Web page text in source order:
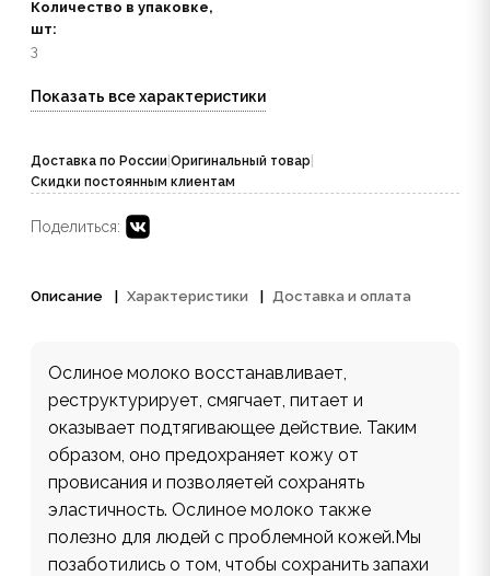
Количество в упаковке,
шт:
3
Показать все характеристики
Доставка по России Оригинальный товар
Скидки постоянным клиентам
Поделиться:
Описание Характеристики Доставка и оплата
Ослиное молоко восстанавливает,
реструктурирует, смягчает, питает и
оказывает подтягивающее действие. Таким
образом, оно предохраняет кожу от
провисания и позволяетей сохранять
эластичность. Ослиное молоко также
полезно для людей с проблемной кожей.Мы
позаботились о том, чтобы сохранить запахи